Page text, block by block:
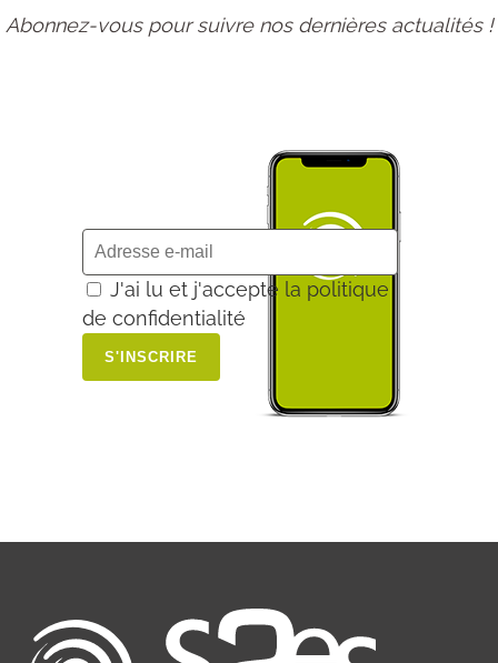
Abonnez-vous pour suivre nos dernières actualités !
J'ai lu et j'accepte la politique
de confidentialité